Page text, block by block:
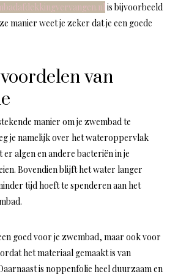
is bijvoorbeeld
manier weet je zeker dat je een goede
van
manier om je zwembad te
je namelijk over het wateroppervlak
algen en andere bacteriën in je
Bovendien blijft het water langer
tijd hoeft te spenderen aan het
goed voor je zwembad, maar ook voor
het materiaal gemaakt is van
is noppenfolie heel duurzaam en